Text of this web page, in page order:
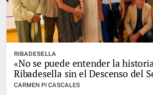
RIBADESELLA
«No se puede entender la
Ribadesella sin el Descenso del
CARMEN PI CASCALES